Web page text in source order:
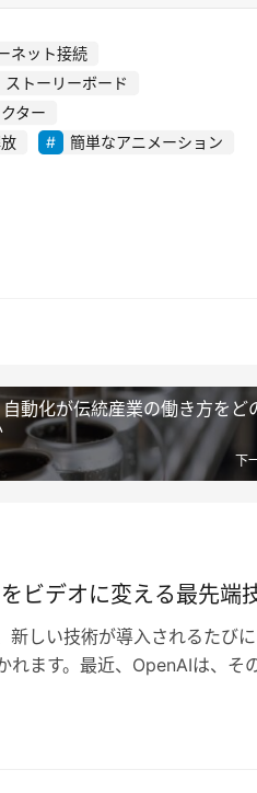
ネット接続
ストーリーボード
ター
簡単なアニメーション
動化が伝統産業の働き方をど
下
ビデオに変える最先端
新しい技術が導入されるたび
れます。最近、OpenAIは、そ